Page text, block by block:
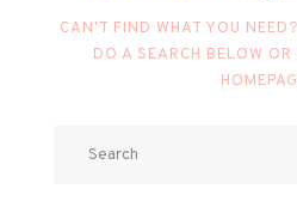
CAN'T FIND WHAT YOU
DO A SEARCH BELOW